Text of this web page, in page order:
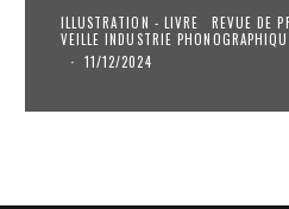
ILLUSTRATION - LIVRE
REVUE DE
VEILLE INDUSTRIE
· 11/12/2024